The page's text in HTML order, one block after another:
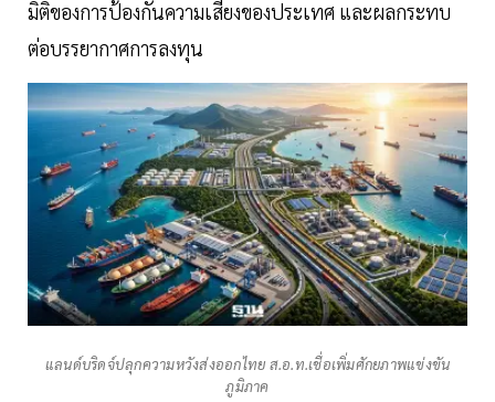
มิติของการป้องกันความเสี่ยงของประเทศ และผลกระทบ
ต่อบรรยากาศการลงทุน
แลนด์บริดจ์ปลุกความหวังส่งออกไทย ส.อ.ท.เชื่อเพิ่มศักยภาพแข่งขัน
ภูมิภาค